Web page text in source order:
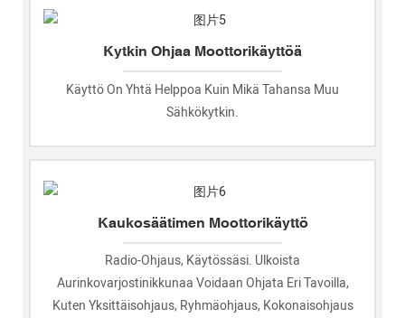
Kytkin Ohjaa Moottorikäyttöä
Käyttö On Yhtä Helppoa Kuin Mikä Tahansa Muu
Sähkökytkin.
Kaukosäätimen Moottorikäyttö
Radio-Ohjaus, Käytössäsi. Ulkoista
Aurinkovarjostinikkunaa Voidaan Ohjata Eri Tavoilla,
Kuten Yksittäisohjaus, Ryhmäohjaus, Kokonaisohjaus